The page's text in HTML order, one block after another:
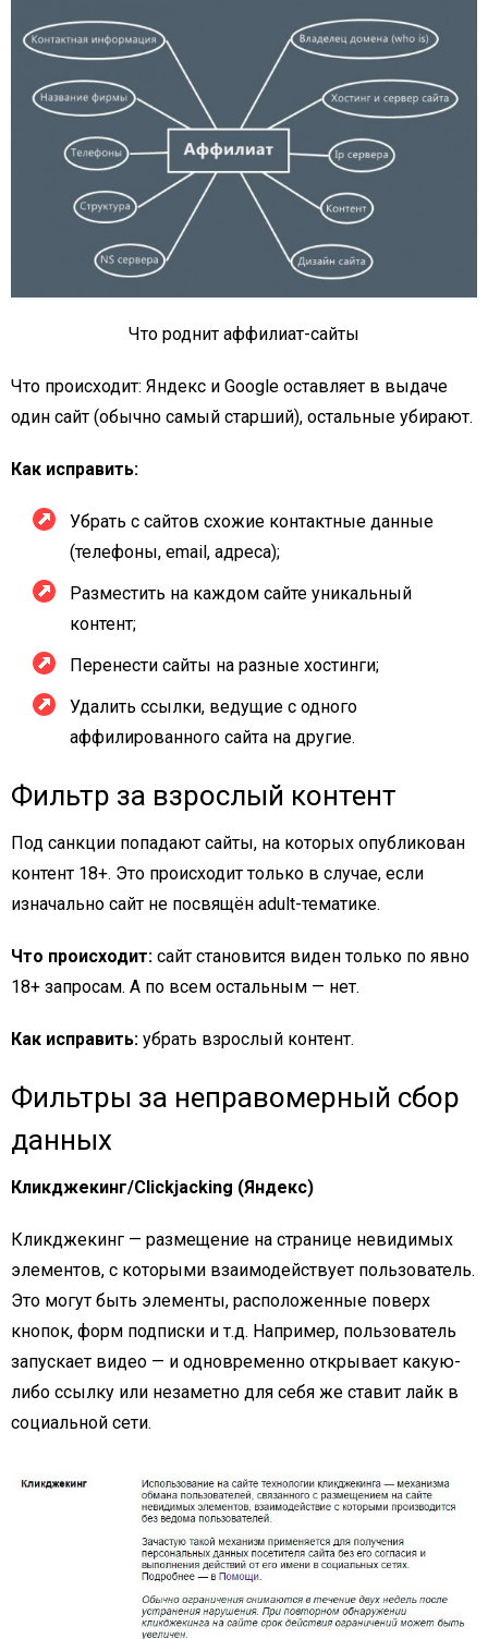
Что роднит аффилиат-сайты
Что происходит: Яндекс и Google оставляет в выдаче
один сайт (обычно самый старший), остальные убирают.
Как исправить:
Убрать с сайтов схожие контактные данные
(телефоны, email, адреса);
Разместить на каждом сайте уникальный
контент;
Перенести сайты на разные хостинги;
Удалить ссылки, ведущие с одного
аффилированного сайта на другие.
Фильтр за взрослый контент
Под санкции попадают сайты, на которых опубликован
контент 18+. Это происходит только в случае, если
изначально сайт не посвящён adult-тематике.
Что происходит: сайт становится виден только по явно
18+ запросам. А по всем остальным — нет.
Как исправить: убрать взрослый контент.
Фильтры за неправомерный сбор
данных
Кликджекинг/Clickjacking (Яндекс)
Кликджекинг — размещение на странице невидимых
элементов, с которыми взаимодействует пользователь.
Это могут быть элементы, расположенные поверх
кнопок, форм подписки и т.д. Например, пользователь
запускает видео — и одновременно открывает какую-
либо ссылку или незаметно для себя же ставит лайк в
социальной сети.